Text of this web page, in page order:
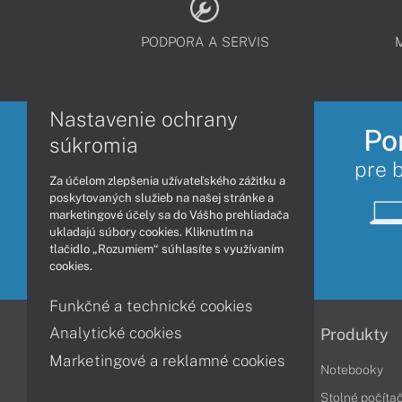
služby pred uplynutím lehoty na
odstúpenie od zmluvy, čím strácate
právo na odstúpenie od zmluvy v
SAMOSTATNE
Ak si
neuvedie v
že nechce
Office
OS
PODPORA A SERVIS
pre
Informácie
Obchodné podmienky
Produkty
Notebooky
Stolné
Nastavenie ochrany
súkromia
Za účelom zlepšenia užívateľského zážitku a
poskytovaných služieb na našej stránke a
marketingové účely sa do Vášho prehliadača
ukladajú súbory cookies. Kliknutím na
tlačidlo „Rozumiem“ súhlasíte s využívaním
cookies.
Funkčné a technické cookies
Analytické cookies
Marketingové a reklamné cookies